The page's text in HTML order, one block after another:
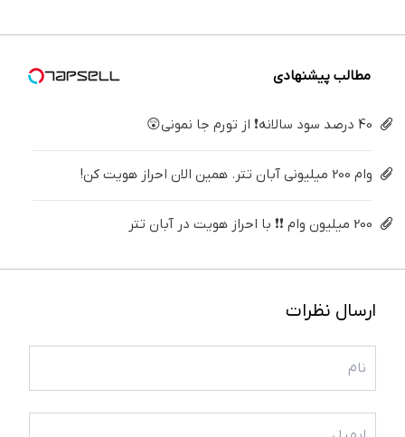
کننده
کن
مطالب پیشنهادی
40 درصد سود سالانه❗ از تورم جا نمونی😲
وام 200 میلیونی آبان تتر. همین الان احراز هویت کن!
200 میلیون وام ❗❗ با احراز هویت در آبان تتر
ارسال نظرات